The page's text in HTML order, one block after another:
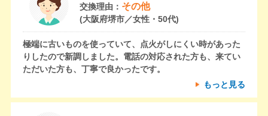
交換理由： その他
(大阪府堺市／女性・50代)
極端に古いものを使っていて、点火がしにくい時があった
りしたので新調しました。電話の対応された方も、来てい
ただいた方も、丁寧で良かったです。
もっと見る